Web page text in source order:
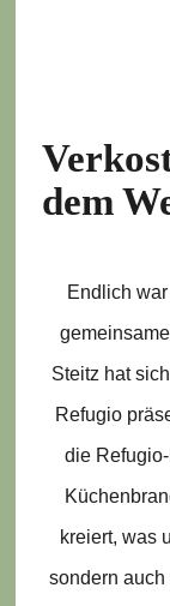
dem
Endlich
Steitz hat
Refugio
die
kreiert, was
sondern